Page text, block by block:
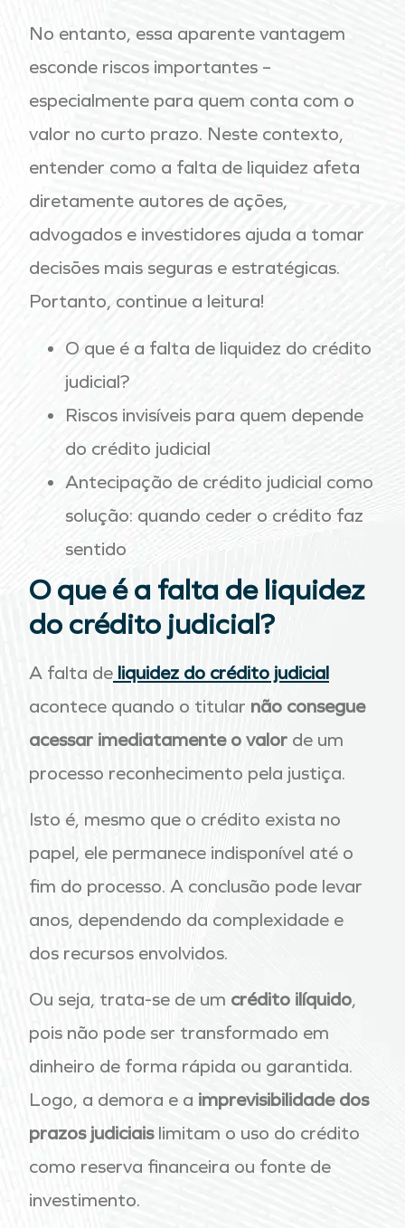
No entanto, essa aparente vantagem
esconde riscos importantes –
especialmente para quem conta com o
valor no curto prazo. Neste contexto,
entender como a falta de liquidez afeta
diretamente autores de ações,
advogados e investidores ajuda a tomar
decisões mais seguras e estratégicas.
Portanto, continue a leitura!
O que é a falta de liquidez do crédito
judicial?
Riscos invisíveis para quem depende
do crédito judicial
Antecipação de crédito judicial como
solução: quando ceder o crédito faz
sentido
O que é a falta de liquidez
do crédito judicial?
A falta de liquidez do crédito judicial
acontece quando o titular não consegue
acessar imediatamente o valor de um
processo reconhecimento pela justiça.
Isto é, mesmo que o crédito exista no
papel, ele permanece indisponível até o
fim do processo. A conclusão pode levar
anos, dependendo da complexidade e
dos recursos envolvidos.
Ou seja, trata-se de um crédito ilíquido,
pois não pode ser transformado em
dinheiro de forma rápida ou garantida.
Logo, a demora e a imprevisibilidade dos
prazos judiciaislimitam o uso do crédito
como reserva financeira ou fonte de
investimento.